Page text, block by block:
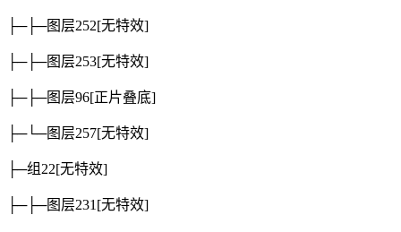
├─├─图层252[无特效]
├─├─图层253[无特效]
├─├─图层96[正片叠底]
├─└─图层257[无特效]
├─组22[无特效]
├─├─图层231[无特效]